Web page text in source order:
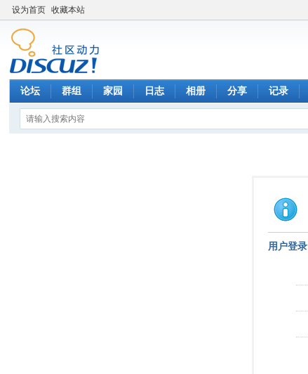
设为首页 收藏本站
论坛 群组 家园 日志 相册 分享 记录
用户登录